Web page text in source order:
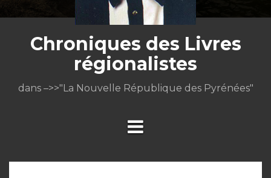
Chroniques des Livres
régionalistes
dans –>>"La Nouvelle République des Pyrénées"